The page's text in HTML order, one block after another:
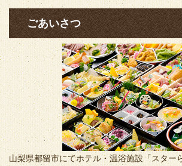
ごあいさつ
山梨県都留市にてホテル・温浴施設「スター